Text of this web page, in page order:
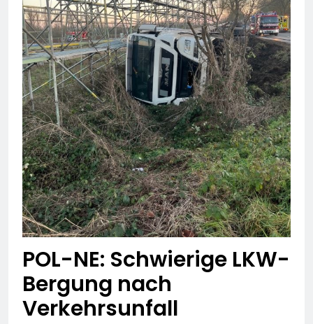
POL-NE: Schwierige LKW-
Bergung nach
Verkehrsunfall